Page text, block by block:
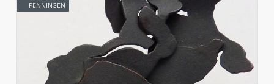
PENNINGEN